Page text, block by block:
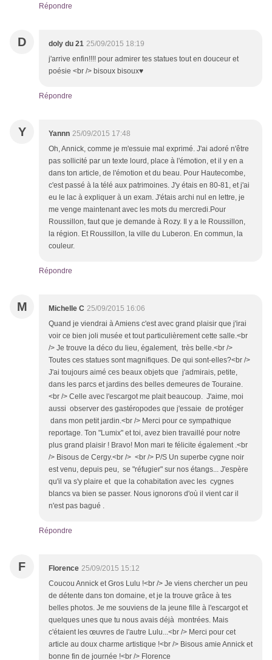
Répondre
D doly du 21 25/09/2015 18:19
j'arrive enfin!!!! pour admirer tes statues tout en douceur et
poésie <br /> bisoux bisoux♥
Répondre
Y Yannn 25/09/2015 17:48
Oh, Annick, comme je m'essuie mal exprimé. J'ai adoré n'être
pas sollicité par un texte lourd, place à l'émotion, et il y en a
dans ton article, de l'émotion et du beau. Pour Hautecombe,
c'est passé à la télé aux patrimoines. J'y étais en 80-81, et j'ai
eu le lac à expliquer à un exam. J'étais archi nul en lettre, je
me venge maintenant avec les mots du mercredi.Pour
Roussillon, faut que je demande à Rozy. Il y a le Roussillon,
la région. Et Roussillon, la ville du Luberon. En commun, la
couleur.
Répondre
M Michelle C 25/09/2015 16:06
Quand je viendrai à Amiens c'est avec grand plaisir que j'irai
voir ce bien joli musée et tout particulièrement cette salle.<br
/> Je trouve la déco du lieu, également, très belle.<br />
Toutes ces statues sont magnifiques. De qui sont-elles?<br />
J'ai toujours aimé ces beaux objets que j'admirais, petite,
dans les parcs et jardins des belles demeures de Touraine.
<br /> Celle avec l'escargot me plait beaucoup. J'aime, moi
aussi observer des gastéropodes que j'essaie de protéger
dans mon petit jardin.<br /> Merci pour ce sympathique
reportage. Ton "Lumix" et toi, avez bien travaillé pour notre
plus grand plaisir ! Bravo! Mon mari te félicite également .<br
/> Bisous de Cergy.<br /> <br /> P/S Un superbe cygne noir
est venu, depuis peu, se "réfugier" sur nos étangs... J'espère
qu'il va s'y plaire et que la cohabitation avec les cygnes
blancs va bien se passer. Nous ignorons d'où il vient car il
n'est pas bagué .
Répondre
F Florence 25/09/2015 15:12
Coucou Annick et Gros Lulu !<br /> Je viens chercher un peu
de détente dans ton domaine, et je la trouve grâce à tes
belles photos. Je me souviens de la jeune fille à l'escargot et
quelques unes que tu nous avais déjà montrées. Mais
c'étaient les œuvres de l'autre Lulu...<br /> Merci pour cet
article au doux charme artistique !<br /> Bisous amie Annick et
bonne fin de journée !<br /> Florence